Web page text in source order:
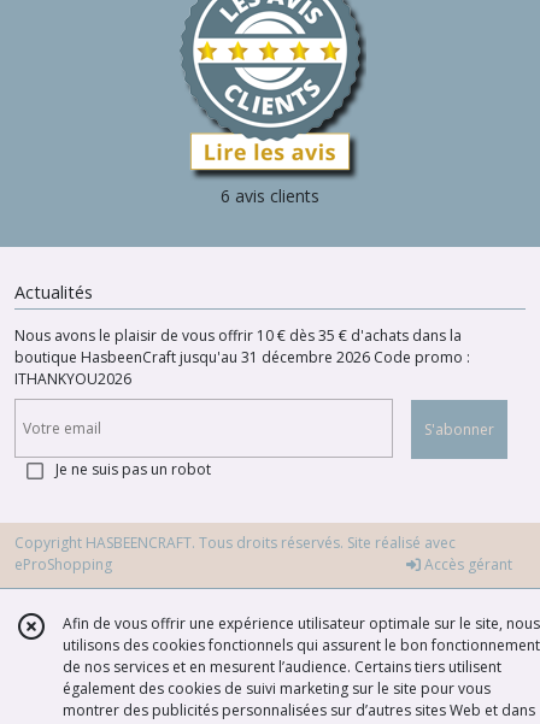
6 avis clients
Actualités
Nous avons le plaisir de vous offrir 10 € dès 35 € d'achats dans la
boutique HasbeenCraft jusqu'au 31 décembre 2026 Code promo :
ITHANKYOU2026
S'abonner
Je ne suis pas un robot
Copyright HASBEENCRAFT. Tous droits réservés. Site réalisé avec
eProShopping
Accès gérant
Afin de vous offrir une expérience utilisateur optimale sur le site, nous
utilisons des cookies fonctionnels qui assurent le bon fonctionnement
de nos services et en mesurent l’audience. Certains tiers utilisent
également des cookies de suivi marketing sur le site pour vous
montrer des publicités personnalisées sur d’autres sites Web et dans